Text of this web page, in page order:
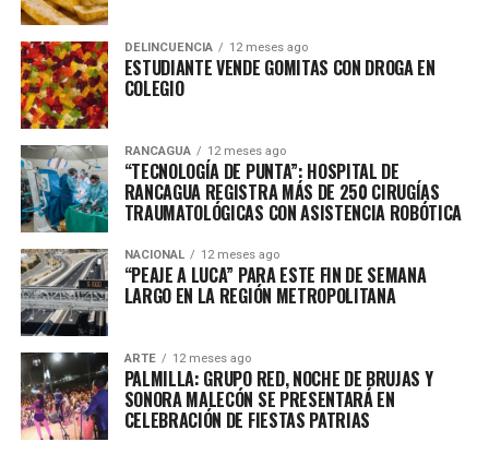
DELINCUENCIA 12 meses ago
ESTUDIANTE VENDE GOMITAS CON DROGA EN
COLEGIO
RANCAGUA 12 meses ago
“TECNOLOGÍA DE PUNTA”: HOSPITAL DE
RANCAGUA REGISTRA MÁS DE 250 CIRUGÍAS
TRAUMATOLÓGICAS CON ASISTENCIA ROBÓTICA
NACIONAL 12 meses ago
“PEAJE A LUCA” PARA ESTE FIN DE SEMANA
LARGO EN LA REGIÓN METROPOLITANA
ARTE 12 meses ago
PALMILLA: GRUPO RED, NOCHE DE BRUJAS Y
SONORA MALECÓN SE PRESENTARÁ EN
CELEBRACIÓN DE FIESTAS PATRIAS